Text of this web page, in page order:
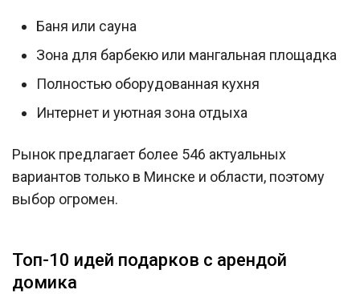
Баня или сауна
Зона для барбекю или мангальная площадка
Полностью оборудованная кухня
Интернет и уютная зона отдыха
Рынок предлагает более 546 актуальных
вариантов только в Минске и области, поэтому
выбор огромен.
Топ-10 идей подарков с арендой
домика